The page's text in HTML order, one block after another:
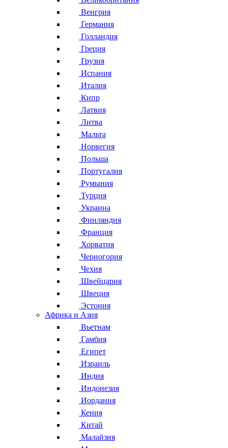
Венгрия
Германия
Голландия
Греция
Грузия
Испания
Италия
Кипр
Латвия
Литва
Мальта
Норвегия
Польша
Португалия
Румыния
Турция
Украина
Финляндия
Франция
Хорватия
Черногория
Чехия
Швейцария
Швеция
Эстония
Африка и Азия
Вьетнам
Гамбия
Египет
Израиль
Индия
Индонезия
Иордания
Кения
Китай
Малайзия